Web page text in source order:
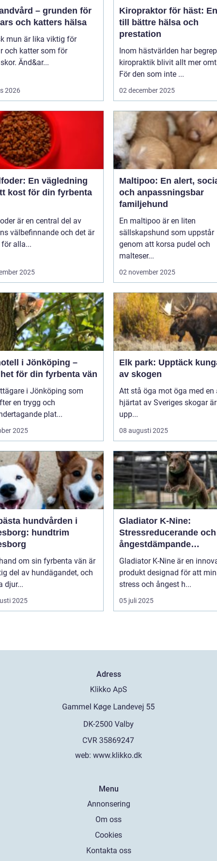
– grunden för
och katters hälsa
mun är lika viktig för
och katter som för
Änd&ar...
2026
Kiropraktor för häst:
till bättre hälsa och
prestation
Inom hästvärlden har
kiropraktik blivit allt mer
För den som inte ...
02 december 2025
En vägledning
kost för din fyrbenta
är en central del av
välbefinnande och det är
alla...
2025
Maltipoo: En alert,
och anpassningsbar
familjehund
En maltipoo är en liten
sällskapshund som uppstår
genom att korsa pudel och
malteser...
02 november 2025
i Jönköping –
för din fyrbenta vän
i Jönköping som
en trygg och
plat...
2025
Elk park: Upptäck
av skogen
Att stå öga mot öga med en
hjärtat av Sveriges skogar
upp...
08 augusti 2025
hundvården i
hundtrim
om sin fyrbenta vän är
del av hundägandet, och
djur...
2025
Gladiator K-Nine:
Stressreducerande och
ångestdämpande
hundhalsband
Gladiator K-Nine är en
produkt designad för att
stress och ångest h...
05 juli 2025
Adress
web: www.klikko.dk
Menu
Annonsering
Om oss
Cookies
Kontakta oss